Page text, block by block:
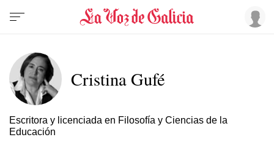
Cristina Gufé
Escritora y licenciada en Filosofía y Ciencias de la
Educación